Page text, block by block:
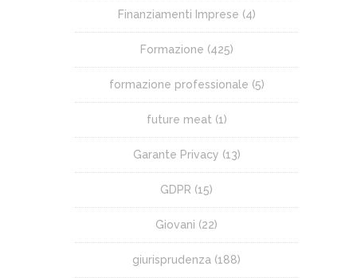
Finanziamenti Imprese (4)
Formazione (425)
formazione professionale (5)
future meat (1)
Garante Privacy (13)
GDPR (15)
Giovani (22)
giurisprudenza (188)